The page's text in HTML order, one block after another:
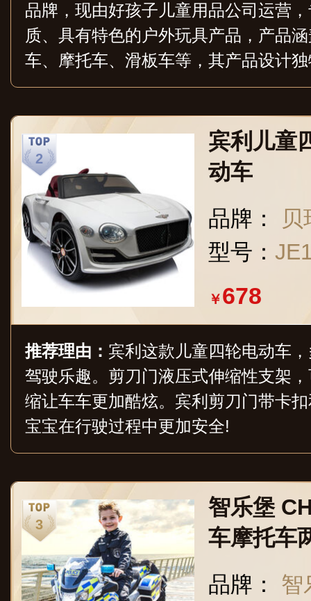
品牌，现由好孩子儿童用品公司运营
质、具有特色的户外玩具产品，产品
车、摩托车、滑板车等，其产品设计
性，适合不同年龄段的孩子使用。
宾利儿童
动车
品牌：
型号：
￥678
推荐理由： 宾利这款儿童四轮电动车
驾驶乐趣。剪刀门液压式伸缩性支架
缩让车车更加酷炫。宾利剪刀门带卡
宝宝在行驶过程中更加安全!
智乐堡
车摩托车
车双人玩
品牌： 智